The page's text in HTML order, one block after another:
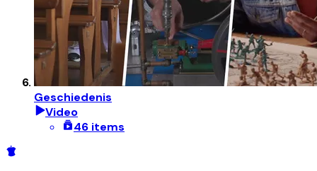
Geschiedenis
Video
46 items